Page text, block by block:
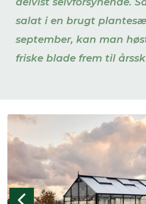
salat i en brugt
september, kan man
friske blade frem til